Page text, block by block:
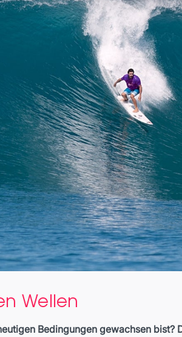
Wellen
Bedingungen gewachsen